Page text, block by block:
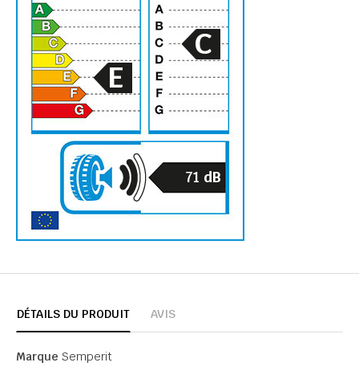
E
C
71 dB
DÉTAILS DU PRODUIT AVIS
Marque Semperit